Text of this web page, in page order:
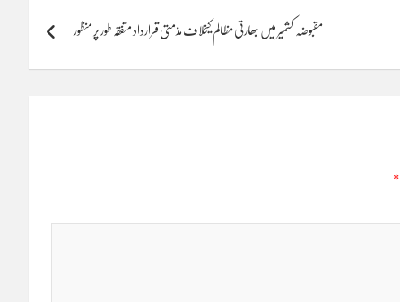
مقبوضہ کشمیر میں بھارتی مظالم کیخلاف مذمتی قرارداد متفقہ طور پر منظور
*